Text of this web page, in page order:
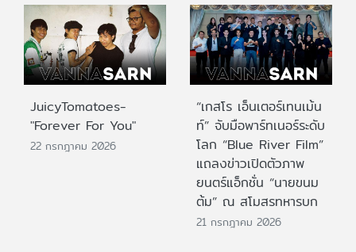
JuicyTomatoes-
"Forever For You"
22 กรกฎาคม 2026
“เกสโร เอ็นเตอร์เทนเม้น
ท์” จับมือพาร์ทเนอร์ระดับ
โลก “Blue River Film”
แถลงข่าวเปิดตัวภาพ
ยนตร์แอ็กชั่น “นายขนม
ต้ม” ณ สโมสรทหารบก
21 กรกฎาคม 2026